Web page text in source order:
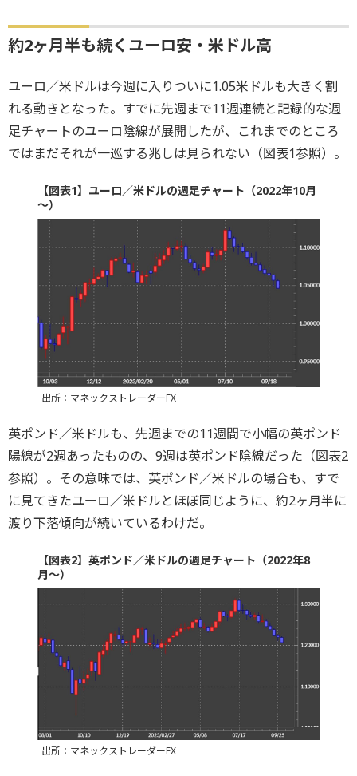
約2ヶ月半も続くユーロ安・米ドル高
ユーロ／米ドルは今週に入りついに1.05米ドルも大きく割
れる動きとなった。すでに先週まで11週連続と記録的な週
足チャートのユーロ陰線が展開したが、これまでのところ
ではまだそれが一巡する兆しは見られない（図表1参照）。
【図表1】ユーロ／米ドルの週足チャート（2022年10月
～）
出所：マネックストレーダーFX
英ポンド／米ドルも、先週までの11週間で小幅の英ポンド
陽線が2週あったものの、9週は英ポンド陰線だった（図表2
参照）。その意味では、英ポンド／米ドルの場合も、すで
に見てきたユーロ／米ドルとほぼ同じように、約2ヶ月半に
渡り下落傾向が続いているわけだ。
【図表2】英ポンド／米ドルの週足チャート（2022年8
月～）
出所：マネックストレーダーFX